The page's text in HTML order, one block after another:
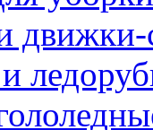
движки-